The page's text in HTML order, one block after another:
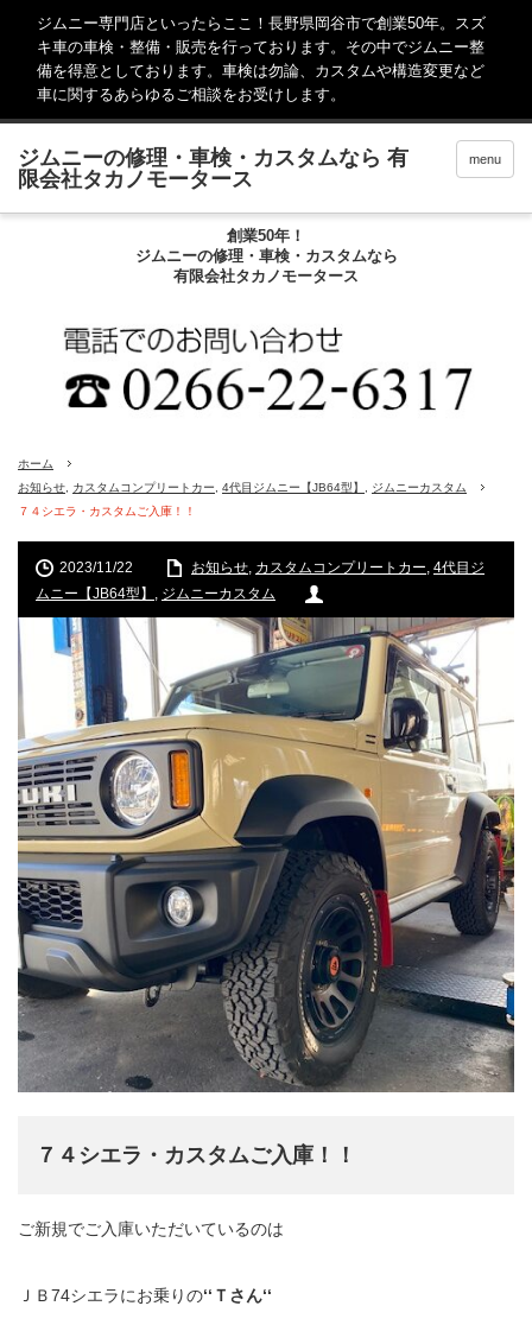
ジムニー専門店といったらここ！長野県岡谷市で創業50年。スズ
キ車の車検・整備・販売を行っております。その中でジムニー整
備を得意としております。車検は勿論、カスタムや構造変更など
車に関するあらゆるご相談をお受けします。
menu
創業50年！
ジムニーの修理・車検・カスタムなら
有限会社タカノモータース
ホーム
お知らせ
カスタムコンプリートカー 4代目ジムニー【JB64型】
ジムニーカスタム
７４シエラ・カスタムご入庫！！
2023/11/22 お知らせ カスタムコンプリートカー 4代目ジ
ムニー【JB64型】
ジムニーカスタム
７４シエラ・カスタムご入庫！！
ご新規でご入庫いただいているのは
ＪＢ74シエラにお乗りの‘‘Ｔさん‘‘